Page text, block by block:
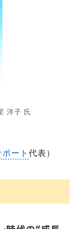
洋子 氏
ポート代表）